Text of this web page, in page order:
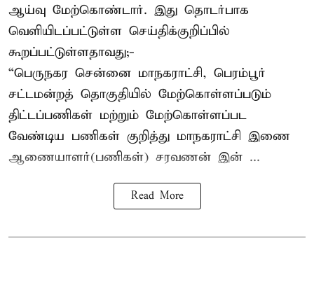
ஆய்வு மேற்கொண்டார். இது தொடர்பாக
வெளியிடப்பட்டுள்ள செய்திக்குறிப்பில்
கூறப்பட்டுள்ளதாவது;-
“பெருநகர சென்னை மாநகராட்சி, பெரம்பூர்
சட்டமன்றத் தொகுதியில் மேற்கொள்ளப்படும்
திட்டப்பணிகள் மற்றும் மேற்கொள்ளப்பட
வேண்டிய பணிகள் குறித்து மாநகராட்சி இணை
ஆணையாளர்(பணிகள்) சரவணன் இன் ...
Read More